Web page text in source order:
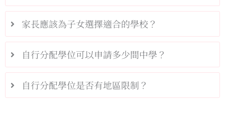
家長應該為子女選擇適合的學校？
自行分配學位可以申請多少間中學？
自行分配學位是否有地區限制？